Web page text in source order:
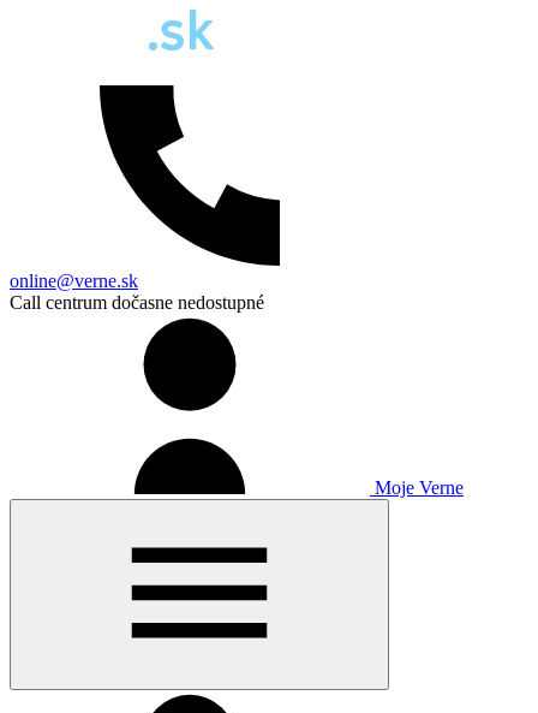
online@verne.sk
Call centrum dočasne nedostupné
Moje Verne